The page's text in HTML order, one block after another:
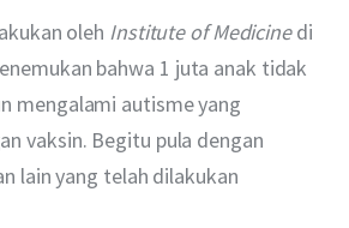
oleh Institute of Medicine di
bahwa 1 juta anak tidak
mengalami autisme yang
vaksin. Begitu pula dengan
lain yang telah dilakukan